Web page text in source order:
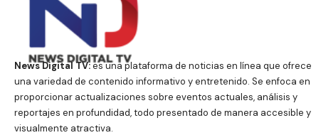
News Digital TV:es una plataforma de noticias en línea que ofrece
una variedad de contenido informativo y entretenido. Se enfoca en
proporcionar actualizaciones sobre eventos actuales, análisis y
reportajes en profundidad, todo presentado de manera accesible y
visualmente atractiva.